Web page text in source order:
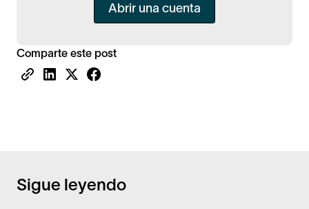
Abrir una cuenta
Comparte este post
Sigue leyendo